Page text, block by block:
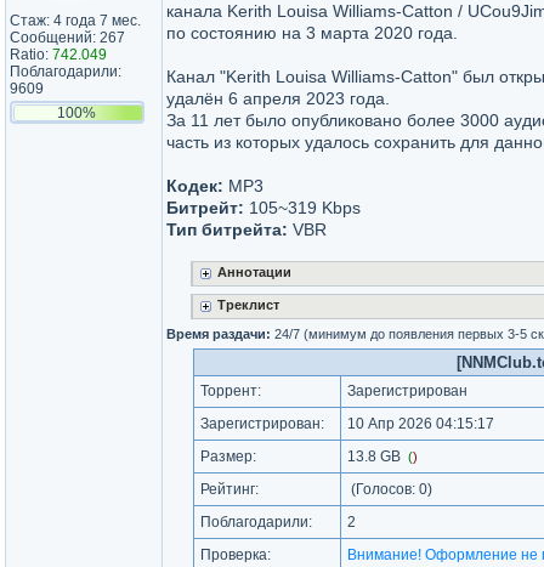
Стаж: 4 года 7 мес.
Сообщений: 267
Ratio: 742.049
Поблагодарили:
9609
100%
канала Kerith Louisa Williams-Catton /
по состоянию на 3 марта 2020 года.
Канал "Kerith Louisa Williams-Catton" был
удалён 6 апреля 2023 года.
За 11 лет было опубликовано более 3000
часть из которых удалось сохранить для
Кодек: MP3
Битрейт: 105~319 Kbps
Тип битрейта: VBR
Аннотации
Треклист
Время раздачи: 24/7 (минимум до появления первых 3-5
Торрент:
Зарегистрирован
Зарегистрирован:
10 Апр 2026 04:15:17
Размер:
13.8 GB ()
Рейтинг: (Голосов: 0)
Поблагодарили:
2
Проверка:
Внимание! Оформление не